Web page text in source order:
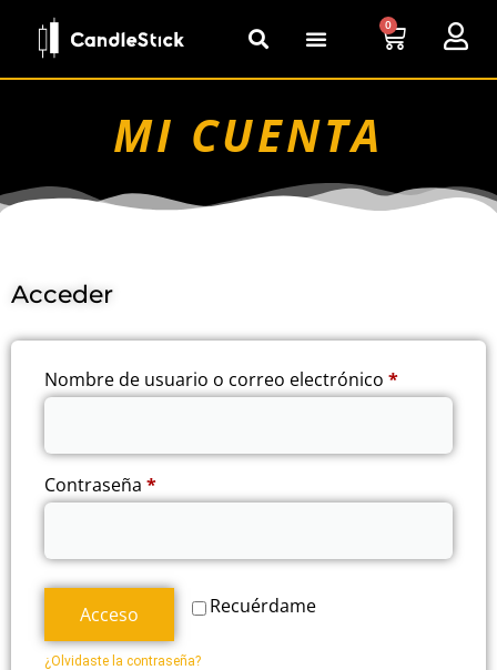
0
MI CUENTA
Acceder
Nombre de usuario o correo electrónico *
Contraseña *
Recuérdame
Acceso
¿Olvidaste la contraseña?